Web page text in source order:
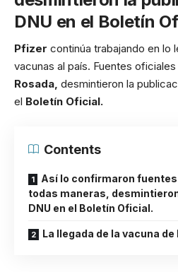
DNU en el Boletín
Pfizer continúa trabajando en lo
vacunas al país. Fuentes
Rosada, desmintieron la
el Boletín Oficial.
Contents
Así lo confirmaron fuentes
todas maneras,
DNU en el Boletín Oficial.
La llegada de la vacuna